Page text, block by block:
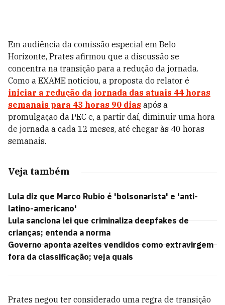
Em audiência da comissão especial em Belo
Horizonte, Prates afirmou que a discussão se
concentra na transição para a redução da jornada.
Como a EXAME noticiou, a proposta do relator é
iniciar a redução da jornada das atuais 44 horas
semanais para 43 horas 90 dias após a
promulgação da PEC e, a partir daí, diminuir uma hora
de jornada a cada 12 meses, até chegar às 40 horas
semanais.
Veja também
Lula diz que Marco Rubio é 'bolsonarista' e 'anti-
latino-americano'
Lula sanciona lei que criminaliza deepfakes de
crianças; entenda a norma
Governo aponta azeites vendidos como extravirgem
fora da classificação; veja quais
Prates negou ter considerado uma regra de transição